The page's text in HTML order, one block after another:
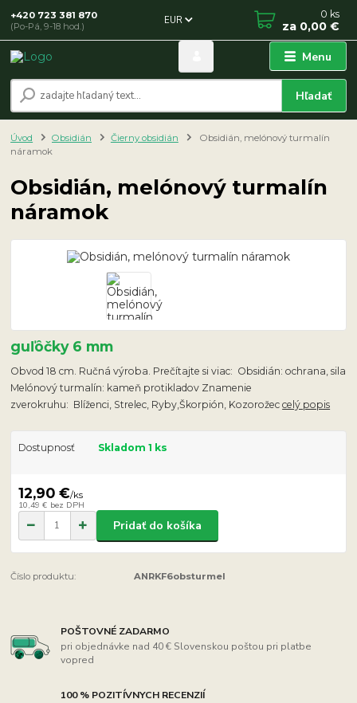
Menu
EUR
Hľadať
+420 723 381 870
(Po-Pá, 9-18 hod.)
0 ks
za 0,00 €
Úvod Obsidián Čierny obsidián
Obsidián, melónový turmalín
náramok
Obsidián, melónový turmalín
náramok
guľôčky 6 mm
Obvod 18 cm. Ručná výroba. Prečítajte si viac: Obsidián: ochrana, sila
Melónový turmalín: kameň protikladov Znamenie
zverokruhu: Blíženci, Strelec, Ryby,Škorpión, Kozorožeccelý popis
Dostupnosť Skladom 1 ks
12,90 €/ks
10,49 € bez DPH
Pridať do košíka
Číslo produktu: ANRKF6obsturmel
POŠTOVNÉ ZADARMO
pri objednávke nad 40 € Slovenskou poštou pri platbe
vopred
100 % POZITÍVNYCH RECENZIÍ